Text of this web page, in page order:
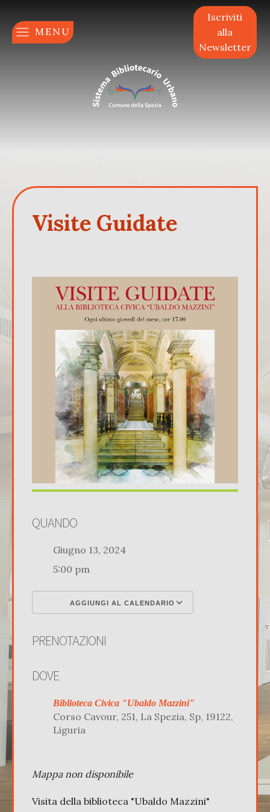
MENU
Iscriviti
alla
Newsletter
Visite Guidate
QUANDO
Giugno 13, 2024
5:00 pm
AGGIUNGI AL CALENDARIO
Google
PRENOTAZIONI
DOVE
Biblioteca Civica "Ubaldo Mazzini"
Corso Cavour, 251, La Spezia, Sp, 19122,
Liguria
Mappa non disponibile
Visita della biblioteca "Ubaldo Mazzini"